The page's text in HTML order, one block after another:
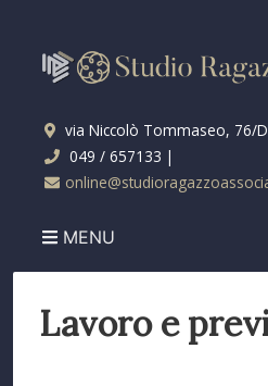
via Niccolò Tommaseo, 76/
049 / 657133 |
MENU
Lavoro e